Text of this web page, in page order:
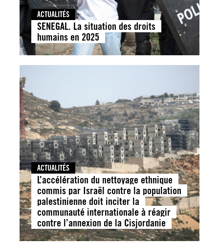
ACTUALITÉS
SENEGAL. La situation des droits
humains en 2025
ACTUALITÉS
L’accélération du nettoyage ethnique
commis par Israël contre la population
palestinienne doit inciter la
communauté internationale à réagir
contre l’annexion de la Cisjordanie